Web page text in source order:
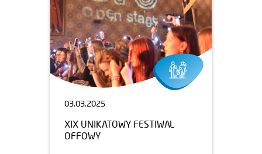
03.03.2025
XIX UNIKATOWY FESTIWAL
OFFOWY